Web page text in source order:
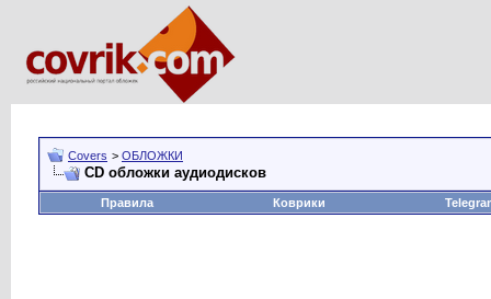
Covers > ОБЛОЖКИ
CD обложки аудиодисков
Правила Коврики